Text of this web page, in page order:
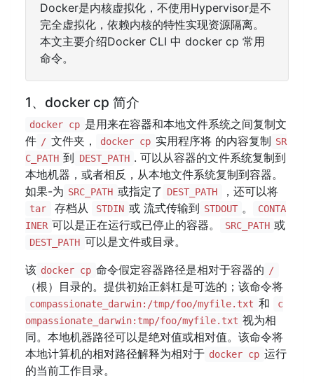
Docker是内核虚拟化，不使用Hypervisor是不
完全虚拟化，依赖内核的特性实现资源隔离。
本文主要介绍Docker CLI 中 docker cp 常用
命令。
1、docker cp 简介
docker cp 是用来在容器和本地文件系统之间复制文
件 / 文件夹， docker cp 实用程序将 的内容复制 SR
C_PATH 到 DEST_PATH . 可以从容器的文件系统复制到
本地机器，或者相反，从本地文件系统复制到容器。
如果-为 SRC_PATH 或指定了 DEST_PATH ，还可以将
tar 存档从 STDIN 或 流式传输到 STDOUT 。
CONTA
INER 可以是正在运行或已停止的容器。 SRC_PATH 或
DEST_PATH 可以是文件或目录。
该 docker cp 命令假定容器路径是相对于容器的 /
（根）目录的。提供初始正斜杠是可选的；该命令将
compassionate_darwin:/tmp/foo/myfile.txt 和
c
ompassionate_darwin:tmp/foo/myfile.txt 视为相
同。本地机器路径可以是绝对值或相对值。该命令将
本地计算机的相对路径解释为相对于 docker cp 运行
的当前工作目录。